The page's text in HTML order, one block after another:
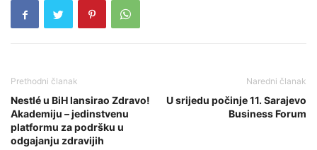
Prethodni članak
Nestlé u BiH lansirao Zdravo!
Akademiju – jedinstvenu
platformu za podršku u
odgajanju zdravijih
Naredni članak
U srijedu počinje 11. Sarajevo
Business Forum